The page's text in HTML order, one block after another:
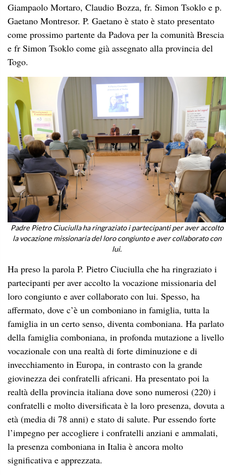
Giampaolo Mortaro, Claudio Bozza, fr. Simon Tsoklo e p.
Gaetano Montresor. P. Gaetano è stato è stato presentato
come prossimo partente da Padova per la comunità Brescia
e fr Simon Tsoklo come già assegnato alla provincia del
Togo.
Padre Pietro Ciuciulla ha ringraziato i partecipanti per aver accolto
la vocazione missionaria del loro congiunto e aver collaborato con
lui.
Ha preso la parola P. Pietro Ciuciulla che ha ringraziato i
partecipanti per aver accolto la vocazione missionaria del
loro congiunto e aver collaborato con lui. Spesso, ha
affermato, dove c’è un comboniano in famiglia, tutta la
famiglia in un certo senso, diventa comboniana. Ha parlato
della famiglia comboniana, in profonda mutazione a livello
vocazionale con una realtà di forte diminuzione e di
invecchiamento in Europa, in contrasto con la grande
giovinezza dei confratelli africani. Ha presentato poi la
realtà della provincia italiana dove sono numerosi (220) i
confratelli e molto diversificata è la loro presenza, dovuta a
età (media di 78 anni) e stato di salute. Pur essendo forte
l’impegno per accogliere i confratelli anziani e ammalati,
la presenza comboniana in Italia è ancora molto
significativa e apprezzata.